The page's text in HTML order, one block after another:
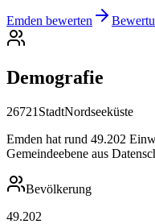
Emden bewerten
Demografie
26721 StadtNordseeküste
Emden hat rund 49.202
Gemeindeebene aus
Bevölkerung
49.202